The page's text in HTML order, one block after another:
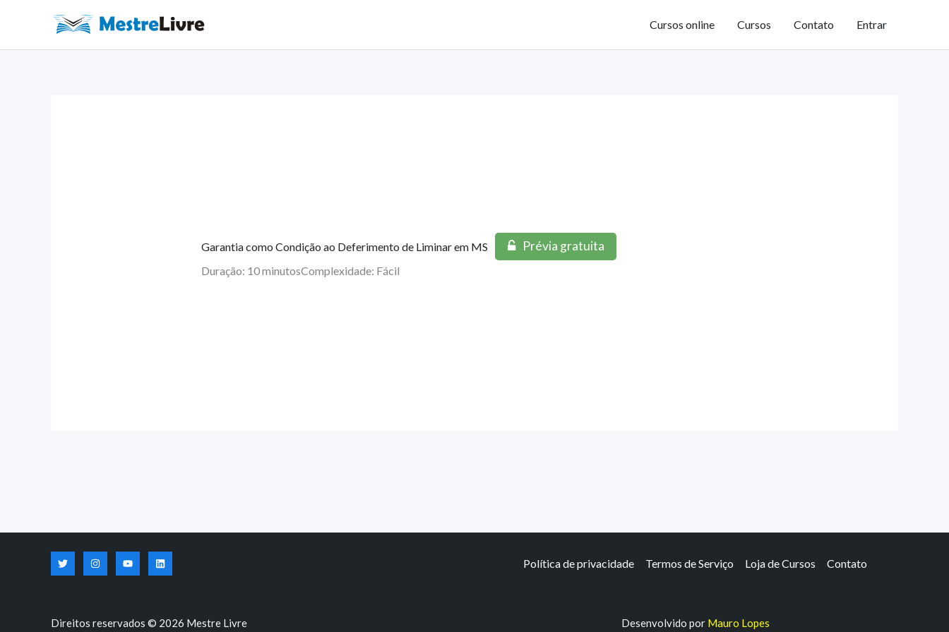
o
Cursos online Cursos Contato Entrar
Garantia como Condição ao Deferimento de Liminar em MS Prévia gratuita
Duração: 10 minutosComplexidade: Fácil
Política de privacidade Termos de Serviço Loja de Cursos Contato
Direitos reservados © 2026 Mestre Livre Desenvolvido por Mauro Lopes